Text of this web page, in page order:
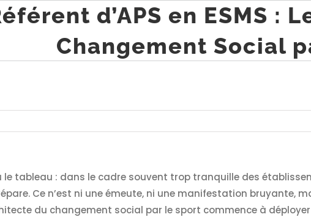
d’APS en ESMS :
Changement Social
le tableau : dans le cadre souvent trop tranquille des
Ce n’est ni une émeute, ni une manifestation bruyante,
du changement social par le sport commence à